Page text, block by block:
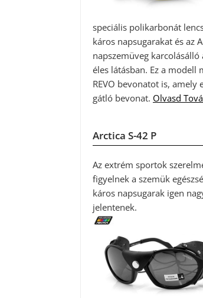
speciális polikarbonát
káros napsugarakat és az
napszemüveg karcolásálló
éles látásban. Ez a modell
REVO bevonatot is, amely
gátló bevonat. Olvasd
Arctica S-42 P
Az extrém sportok
figyelnek a szemük
káros napsugarak igen
jelentenek.